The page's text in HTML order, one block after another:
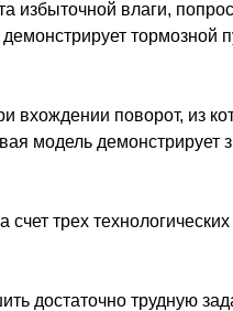
избыточной влаги,
тормозной
вхождении поворот, из
модель демонстрирует
трех
достаточно трудную